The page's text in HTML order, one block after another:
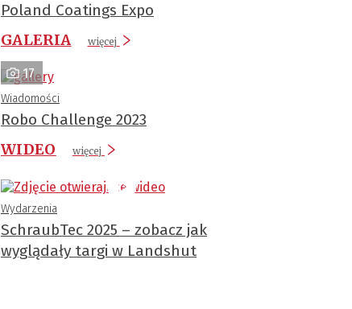
Poland Coatings Expo
GALERIA
więcej
17
Wiadomości
Robo Challenge 2023
WIDEO
więcej
Wydarzenia
SchraubTec 2025 – zobacz jak
wyglądały targi w Landshut